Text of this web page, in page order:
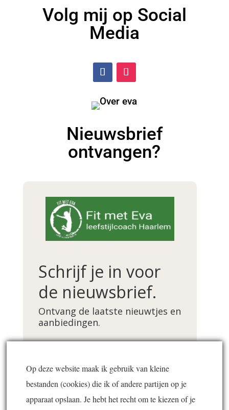
Volg mij op Social
Media
Nieuwsbrief
ontvangen?
Schrijf je in voor
de nieuwsbrief.
Ontvang de laatste nieuwtjes en
aanbiedingen.
E-mailadres *
Op deze website maak ik gebruik van kleine
bestanden (cookies) die ik of andere partijen op je
apparaat opslaan. Je hebt het recht om te kiezen of je